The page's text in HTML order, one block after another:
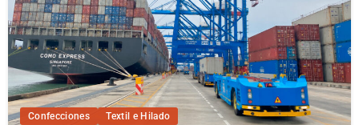
Confecciones Textil e Hilado